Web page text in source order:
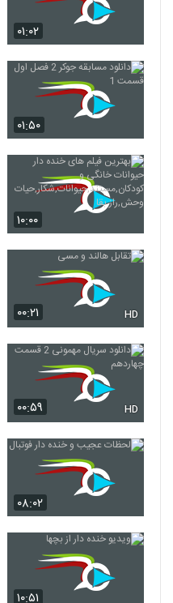
۰۱:۰۲
۰۱:۵۰
۱۰:۰۰
۰۰:۲۱ HD
۰۰:۵۹ HD
۰۸:۰۲
۱۰:۵۱